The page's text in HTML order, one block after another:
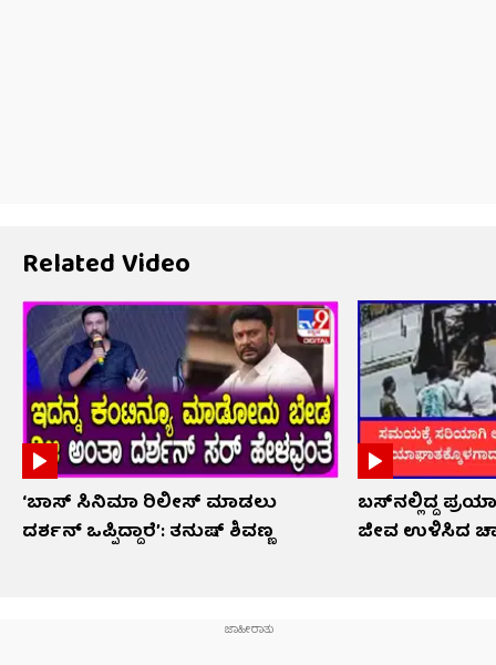
Related Video
‘ಬಾಸ್ ಸಿನಿಮಾ ರಿಲೀಸ್ ಮಾಡಲು
ದರ್ಶನ್ ಒಪ್ಪಿದ್ದಾರೆ’: ತನುಷ್ ಶಿವಣ್ಣ
ಬಸ್‌ನಲ್ಲಿದ್ದ
ಜೀವ ಉಳಿಸಿದ